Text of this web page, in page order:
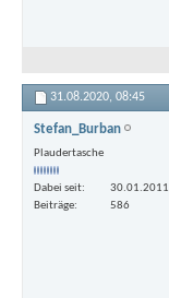
31.08.2020, 08:45
Stefan_Burban
Plaudertasche
Dabei seit
30.01.2011
Beiträge
586